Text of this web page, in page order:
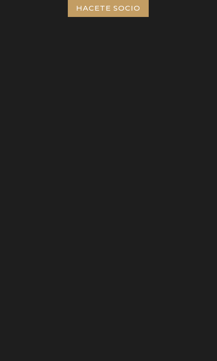
HACETE SOCIO